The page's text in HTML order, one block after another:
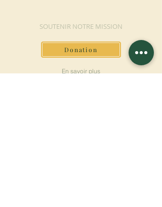
SOUTENIR NOTRE MISSION
Donation
En savoir plus